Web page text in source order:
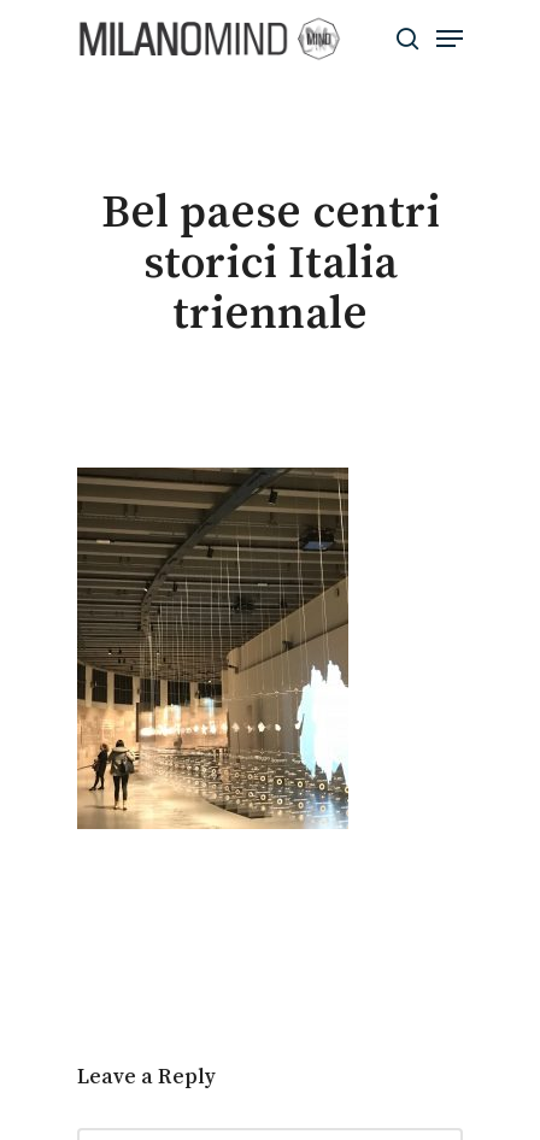
search
Menu
Bel paese centri
storici Italia
triennale
Leave a Reply